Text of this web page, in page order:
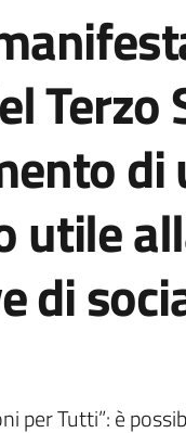
Terzo
utile
di
per Tutti”: è